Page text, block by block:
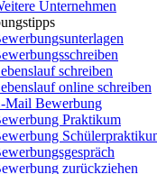
Unternehmen
schreiben
online schreiben
Mail Bewerbung
Praktikum
zurückziehen